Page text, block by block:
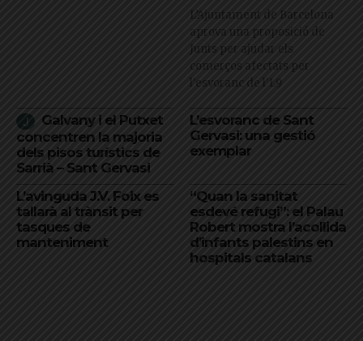
L’Ajuntament de Barcelona
aprova una proposició de
Junts per ajudar els
comerços afectats per
l'esvoranc de l'L9
Galvany i el Putxet
concentren la majoria
dels pisos turístics de
Sarrià – Sant Gervasi
L’esvoranc de Sant
Gervasi: una gestió
exemplar
L’avinguda J.V. Foix es
tallarà al trànsit per
tasques de
manteniment
“Quan la sanitat
esdevé refugi”: el Palau
Robert mostra l’acollida
d’infants palestins en
hospitals catalans